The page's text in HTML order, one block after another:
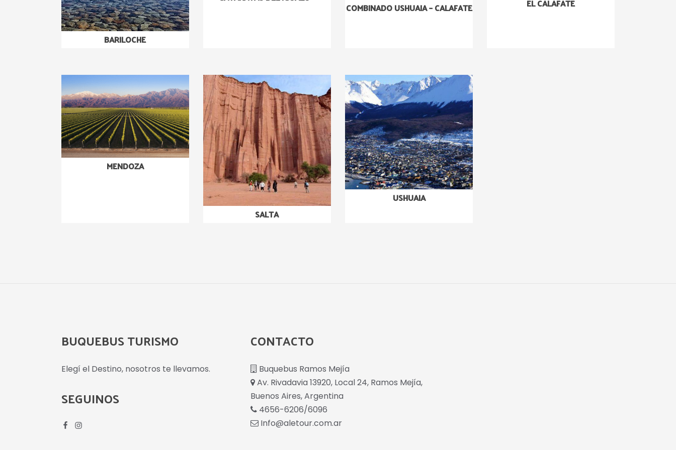
BARILOCHE
COMBINADO USHUAIA – CALAFATE EL CALAFATE
MENDOZA
SALTA
USHUAIA
BUQUEBUS TURISMO
Elegí el Destino, nosotros te llevamos.
SEGUINOS
CONTACTO
Buquebus Ramos Mejía
Av. Rivadavia 13920, Local 24, Ramos Mejía,
Buenos Aires, Argentina
4656-6206/6096
Info@aletour.com.ar